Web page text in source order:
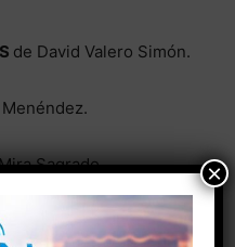
de David Valero Simón.
Sagrado. ×